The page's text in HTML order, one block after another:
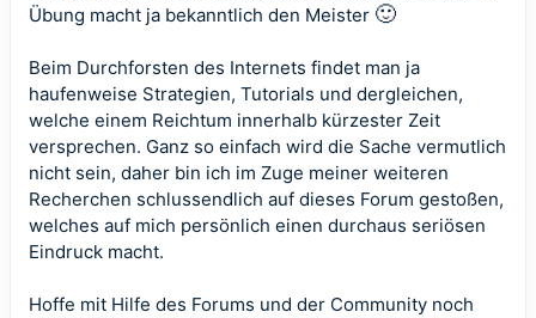
Übung macht ja bekanntlich den Meister 🙂
Beim Durchforsten des Internets findet man ja
haufenweise Strategien, Tutorials und dergleichen,
welche einem Reichtum innerhalb kürzester Zeit
versprechen. Ganz so einfach wird die Sache vermutlich
nicht sein, daher bin ich im Zuge meiner weiteren
Recherchen schlussendlich auf dieses Forum gestoßen,
welches auf mich persönlich einen durchaus seriösen
Eindruck macht.
Hoffe mit Hilfe des Forums und der Community noch